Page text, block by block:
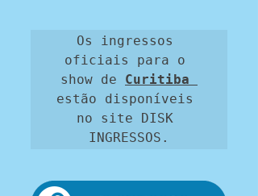
Os ingressos
oficiais para o
show de
estão disponíveis
no site DISK
INGRESSOS.